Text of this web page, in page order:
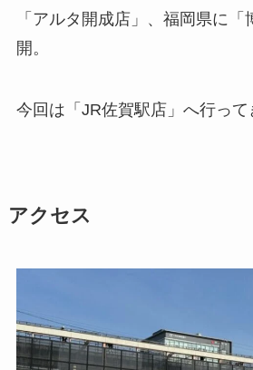
「アルタ開成店」、福岡県に
開。
今回は「JR佐賀駅店」へ行って
アクセス